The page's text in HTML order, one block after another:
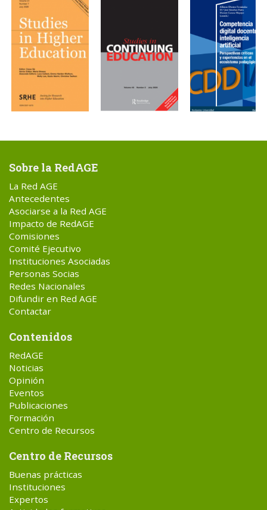
Sobre la RedAGE
La Red AGE
Antecedentes
Asociarse a la Red AGE
Impacto de RedAGE
Comisiones
Comité Ejecutivo
Instituciones Asociadas
Personas Socias
Redes Nacionales
Difundir en Red AGE
Contactar
Contenidos
RedAGE
Noticias
Opinión
Eventos
Publicaciones
Formación
Centro de Recursos
Centro de Recursos
Buenas prácticas
Instituciones
Expertos